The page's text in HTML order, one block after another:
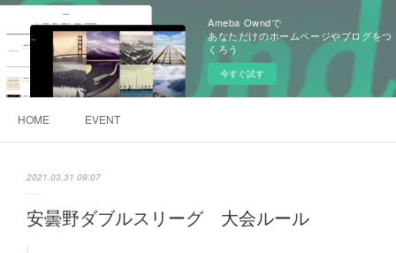
Ameba Owndで
あなただけのホームページやブログをつ
くろう
今すぐ試す
HOME EVENT
2021.03.31 09:07
安曇野ダブルスリーグ 大会ルール